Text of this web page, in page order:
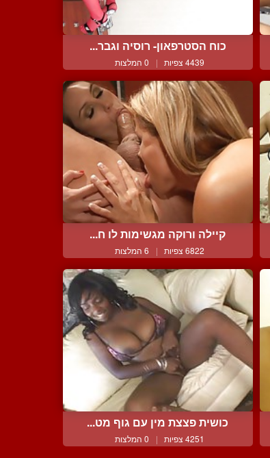
כוח הסטרפאון- רוסיה וגבר...
4439 צפיות | 0 המלצות
קיילה ורוקה מגשימות לו ח...
6822 צפיות | 6 המלצות
כושית פצצת מין עם גוף מט...
4251 צפיות | 0 המלצות